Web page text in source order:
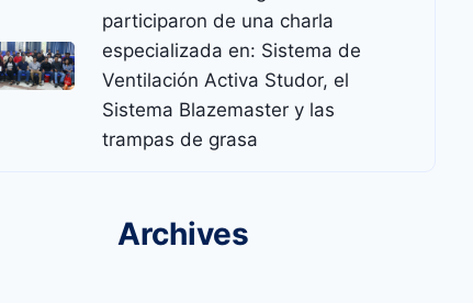
participaron de una charla
especializada en: Sistema de
Ventilación Activa Studor, el
Sistema Blazemaster y las
trampas de grasa
Archives